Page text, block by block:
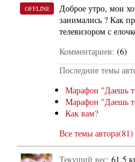
OFFLINE
Доброе утро, мои
занимались ? Как
телевизором с
Комментариев: (6)
Последние темы
Марафон "Даешь
Марафон "Даешь
Как вам?
Все темы автора(81)
Текущий вес: 61.5